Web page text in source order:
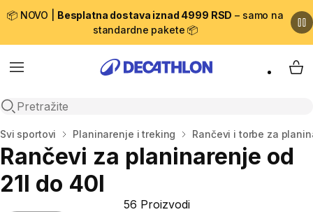
📦 NOVO | Besplatna dostava iznad 4999 RSD – samo na
standardne pakete 📦
Menu
Open search
My
Početna stranica
Svi sportovi Planinarenje i treking Rančevi i torbe za
Rančevi za planinarenje od
21l do 40l
56 Proizvodi